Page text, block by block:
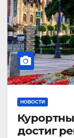
НОВОСТИ
достиг